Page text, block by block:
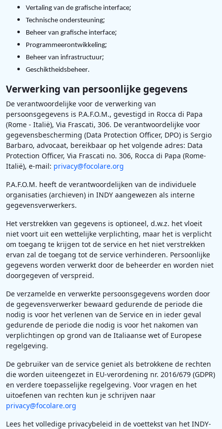
Vertaling van de grafische interface;
Technische ondersteuning;
Beheer van grafische interface;
Programmeerontwikkeling;
Beheer van infrastructuur;
Geschiktheidsbeheer.
Verwerking van persoonlijke gegevens
De verantwoordelijke voor de verwerking van
persoonsgegevens is P.A.F.O.M., gevestigd in Rocca di Papa
(Rome - Italië), Via Frascati, 306. De verantwoordelijke voor
gegevensbescherming (Data Protection Officer, DPO) is Sergio
Barbaro, advocaat, bereikbaar op het volgende adres: Data
Protection Officer, Via Frascati no. 306, Rocca di Papa (Rome-
Italië), e-mail: privacy@focolare.org
P.A.F.O.M. heeft de verantwoordelijken van de individuele
organisaties (archieven) in INDY aangewezen als interne
gegevensverwerkers.
Het verstrekken van gegevens is optioneel, d.w.z. het vloeit
niet voort uit een wettelijke verplichting, maar het is verplicht
om toegang te krijgen tot de service en het niet verstrekken
ervan zal de toegang tot de service verhinderen. Persoonlijke
gegevens worden verwerkt door de beheerder en worden niet
doorgegeven of verspreid.
De verzamelde en verwerkte persoonsgegevens worden door
de gegevensverwerker bewaard gedurende de periode die
nodig is voor het verlenen van de Service en in ieder geval
gedurende de periode die nodig is voor het nakomen van
verplichtingen op grond van de Italiaanse wet of Europese
regelgeving.
De gebruiker van de service geniet als betrokkene de rechten
die worden uiteengezet in EU-verordening nr. 2016/679 (GDPR)
en verdere toepasselijke regelgeving. Voor vragen en het
uitoefenen van rechten kun je schrijven naar
privacy@focolare.org
Lees het volledige privacybeleid in de voettekst van het INDY-